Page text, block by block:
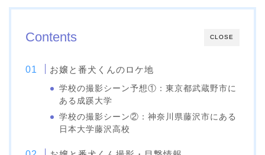
CLOSE
Contents
お嬢と番犬くんのロケ地
学校の撮影シーン予想①：東京都武蔵野市に
ある成蹊大学
学校の撮影シーン②：神奈川県藤沢市にある
日本大学藤沢高校